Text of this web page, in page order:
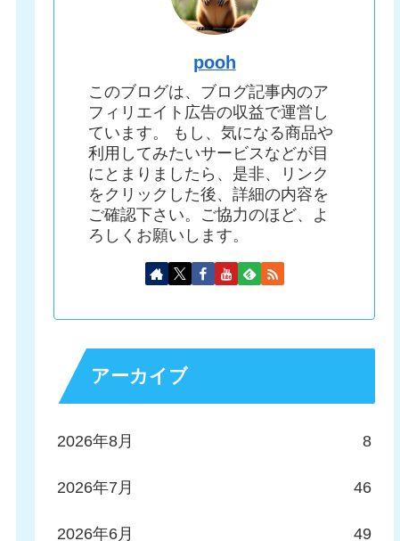
pooh
このブログは、ブログ記事内のア
フィリエイト広告の収益で運営し
ています。 もし、気になる商品や
利用してみたいサービスなどが目
にとまりましたら、是非、リンク
をクリックした後、詳細の内容を
ご確認下さい。ご協力のほど、よ
ろしくお願いします。
アーカイブ
2026年8月 8
2026年7月 46
2026年6月 49